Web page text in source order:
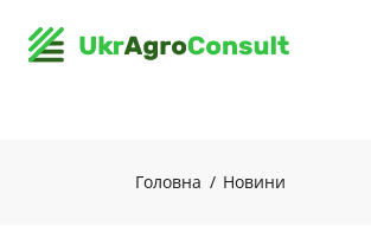
Головна Новини